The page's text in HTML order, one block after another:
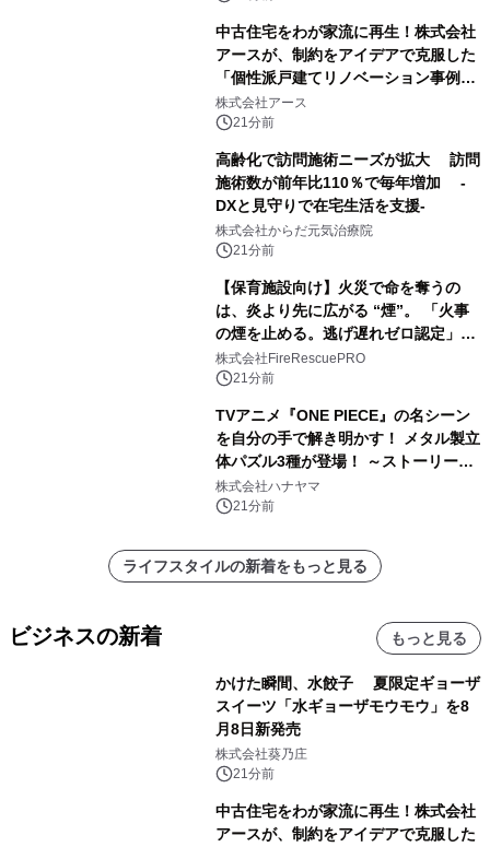
中古住宅をわが家流に再生！株式会社
アースが、制約をアイデアで克服した
「個性派戸建てリノベーション事例5
選」を公開
株式会社アース
21分前
高齢化で訪問施術ニーズが拡大 訪問
施術数が前年比110％で毎年増加 -
DXと見守りで在宅生活を支援-
株式会社からだ元気治療院
21分前
【保育施設向け】火災で命を奪うの
は、炎より先に広がる “煙”。 「火事
の煙を止める。逃げ遅れゼロ認定」提
供開始
株式会社FireRescuePRO
21分前
TVアニメ『ONE PIECE』の名シーン
を自分の手で解き明かす！ メタル製立
体パズル3種が登場！ ～ストーリーと
ギミックが融合した 大人の体験型パズ
ルが8月7日(金)12時より先行予約受付
株式会社ハナヤマ
21分前
ライフスタイルの新着をもっと見る
ビジネスの新着 もっと見る
かけた瞬間、水餃子 夏限定ギョーザ
スイーツ「水ギョーザモウモウ」を8
月8日新発売
株式会社葵乃庄
21分前
中古住宅をわが家流に再生！株式会社
アースが、制約をアイデアで克服した